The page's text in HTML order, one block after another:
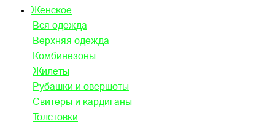
Женское
Вся одежда
Верхняя одежда
Комбинезоны
Жилеты
Рубашки и овершоты
Свитеры и кардиганы
Толстовки